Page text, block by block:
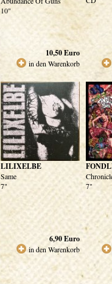
10"
10,50Euro
in den Warenkorb
LILIXELBE
Same
7"
6,90Euro
in den Warenkorb
7"